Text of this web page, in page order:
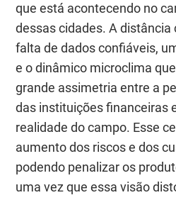
que está acontecendo no
dessas cidades. A distância
falta de dados confiáveis,
e o dinâmico microclima
grande assimetria entre a
das instituições financeiras
realidade do campo. Esse
aumento dos riscos e dos
podendo penalizar os
uma vez que essa visão